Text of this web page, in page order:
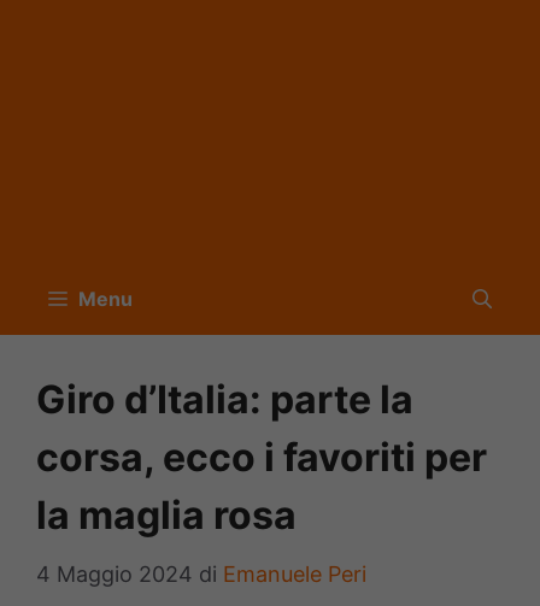
Menu
Giro d’Italia: parte la
corsa, ecco i favoriti per
la maglia rosa
4 Maggio 2024 di Emanuele Peri